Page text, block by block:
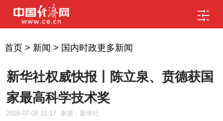
首页> 新闻 > 国内时政更多新闻
新华社权威快报丨陈立泉、贲德获国
家最高科学技术奖
2026-07-08 11:17 来源：新华社